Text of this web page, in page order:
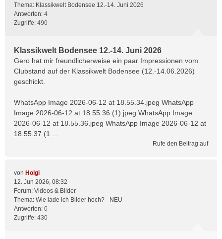
Thema: Klassikwelt Bodensee 12.-14. Juni 2026
Antworten: 4
Zugriffe: 490
Klassikwelt Bodensee 12.-14. Juni 2026
Gero hat mir freundlicherweise ein paar Impressionen vom
Clubstand auf der Klassikwelt Bodensee (12.-14.06.2026)
geschickt.
WhatsApp Image 2026-06-12 at 18.55.34.jpeg WhatsApp
Image 2026-06-12 at 18.55.36 (1).jpeg WhatsApp Image
2026-06-12 at 18.55.36.jpeg WhatsApp Image 2026-06-12 at
18.55.37 (1 ...
Rufe den Beitrag auf
von Holgi
12. Jun 2026, 08:32
Forum: Videos & Bilder
Thema: Wie lade ich Bilder hoch? - NEU
Antworten: 0
Zugriffe: 430